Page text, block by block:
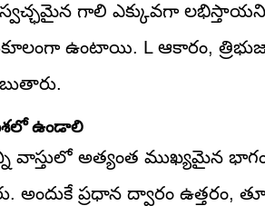
గాలి ఎక్కువగా లభిస్తాయని
ఉంటాయి. L ఆకారం,
ఉండాలి
వాస్తులో అత్యంత ముఖ్యమైన
అందుకే ప్రధాన ద్వారం